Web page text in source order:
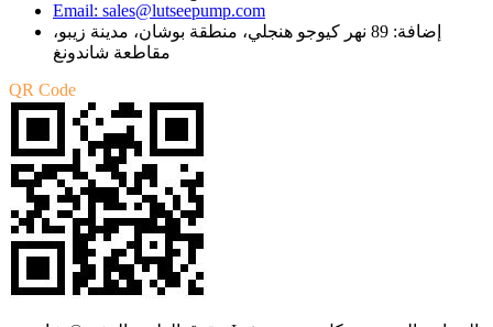
Email: sales@lutseepump.com
إضافة: 89 نهر كيوجو هنجلي، منطقة بوشان، مدينة زيبو،
مقاطعة شاندونغ
QR Code